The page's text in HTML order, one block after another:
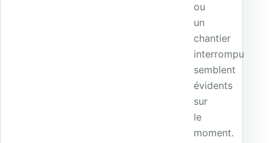
ou
un
chantier
interrompu
semblent
évidents
sur
le
moment.